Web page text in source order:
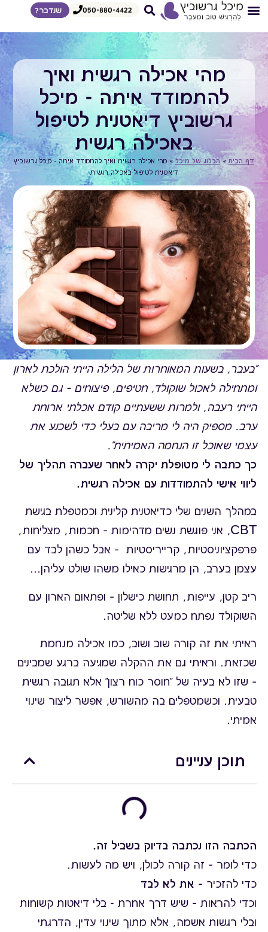
050-880-4422 שנדבר?
מהי אכילה רגשית ואיך
להתמודד איתה - מיכל
גרשוביץ דיאטנית לטיפול
באכילה רגשית
דף הבית»הבלוג של מיכל» מהי אכילה רגשית ואיך להתמודד איתה - מיכל גרשוביץ
דיאטנית לטיפול באכילה רגשית
"בעבר, בשעות המאוחרות של הלילה הייתי הולכת לארון
ומתחילה לאכול שוקולד, חטיפים, פיצוחים – גם כשלא
הייתי רעבה, ולמרות ששעתיים קודם אכלתי ארוחת
ערב. מספיק היה לי מריבה עם בעלי כדי לשכנע את
עצמי שאוכל זו הנחמה האמיתית".
כך כתבה לי מטופלת יקרה לאחר שעברה תהליך של
ליווי אישי להתמודדות עם אכילה רגשית.
במהלך השנים שלי כדיאטנית קלינית וכמטפלת בגישת
CBT, אני פוגשת נשים מדהימות – חכמות, מצליחות,
פרפקציוניסטיות, קרייריסטיות – אבל כשהן לבד עם
עצמן בערב, הן מרגישות כאילו משהו שולט עליהן...
ריב קטן, עייפות, תחושת כישלון – ופתאום הארון עם
השוקולד נפתח כמעט ללא שליטה.
ראיתי את זה קורה שוב ושוב, כמו אכילה מנחמת
שכזאת. וראיתי גם את ההקלה שמגיעה ברגע שמבינים
– שזו לא בעיה של "חוסר כוח רצון" אלא תגובה רגשית
טבעית. וכשמטפלים בה מהשורש, אפשר ליצור שינוי
אמיתי.
תוכן עניינים
הכתבה הזו נכתבה בדיוק בשביל זה.
כדי לומר – זה קורה לכולן, ויש מה לעשות.
כדי להזכיר – את לא לבד
וכדי להראות – שיש דרך אחרת - בלי דיאטות קשוחות
ובלי רגשות אשמה, אלא מתוך שינוי עדין, הדרגתי